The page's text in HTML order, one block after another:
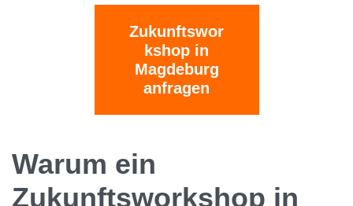
Zukunftswor
kshop in
Magdeburg
anfragen
Warum ein
Zukunftsworkshop in